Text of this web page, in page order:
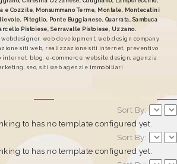
e Cozzile, Monsummano Terme, Montale, Montecatini
Piteglio, Ponte Buggianese, Quarrata, Sambuca
Pistoiese, Serravalle Pistoiese, Uzzano.
web development, web design company,
siti web, realizzazione siti internet, preventivo
internet, blog, e-commerce, website design, agenzia
seo, siti web agenzie immobiliari
Sort By:
to has no template configured yet.
Sort By:
to has no template configured yet.